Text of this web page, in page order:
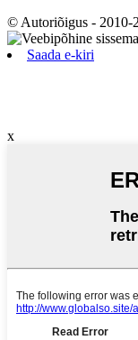
© Autoriõigus - 2010-
Saada e-kiri
x